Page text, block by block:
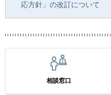
応方針」の改訂について
相談窓口